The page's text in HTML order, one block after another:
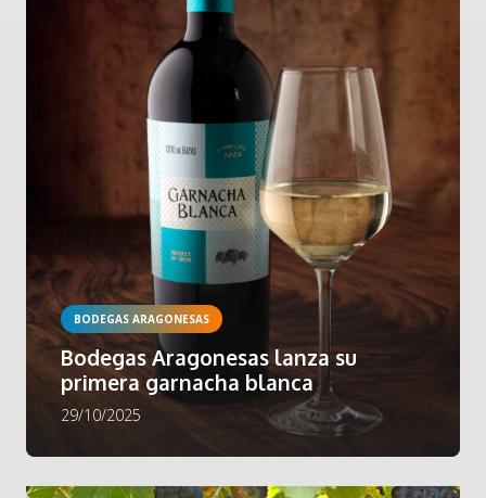
BODEGAS ARAGONESAS
Bodegas Aragonesas lanza su
primera garnacha blanca
29/10/2025